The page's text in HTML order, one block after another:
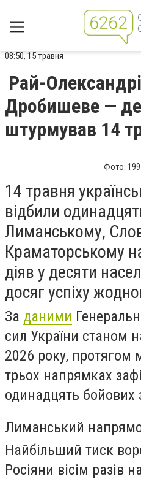
08:50, 15 травня
Рай-
Дробишеве —
штурмував 14
Фото:
14 травня
відбили
Лиманському,
Краматорському
діяв у десяти
досяг успіху
За даними
сил України станом
2026 року, протягом
трьох напрямках
одинадцять бойових
Лиманський
Найбільший тиск
Росіяни вісім разів